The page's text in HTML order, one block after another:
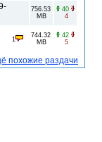
756.53
MB
40
4
1
744.32
MB
42
5
похожие раздачи